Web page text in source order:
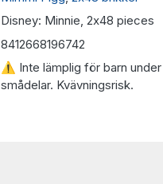
Disney: Minnie, 2x48 pieces
8412668196742
⚠ Inte lämplig för barn under
smådelar. Kvävningsrisk.